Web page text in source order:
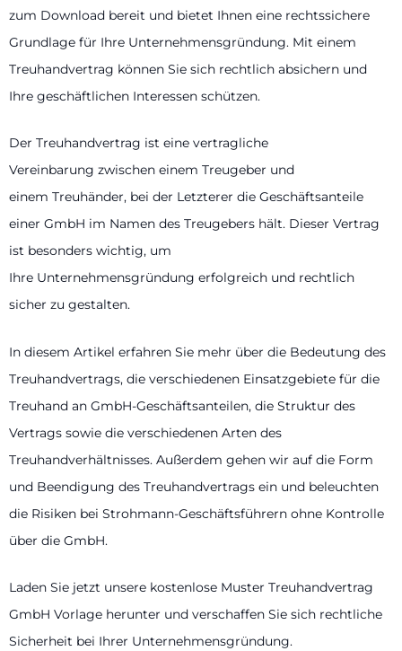
zum Download bereit und bietet Ihnen eine rechtssichere
Grundlage für Ihre Unternehmensgründung. Mit einem
Treuhandvertrag können Sie sich rechtlich absichern und
Ihre geschäftlichen Interessen schützen.
Der Treuhandvertrag ist eine vertragliche
Vereinbarung zwischen einem Treugeber und
einem Treuhänder, bei der Letzterer die Geschäftsanteile
einer GmbH im Namen des Treugebers hält. Dieser Vertrag
ist besonders wichtig, um
Ihre Unternehmensgründung erfolgreich und rechtlich
sicher zu gestalten.
In diesem Artikel erfahren Sie mehr über die Bedeutung des
Treuhandvertrags, die verschiedenen Einsatzgebiete für die
Treuhand an GmbH-Geschäftsanteilen, die Struktur des
Vertrags sowie die verschiedenen Arten des
Treuhandverhältnisses. Außerdem gehen wir auf die Form
und Beendigung des Treuhandvertrags ein und beleuchten
die Risiken bei Strohmann-Geschäftsführern ohne Kontrolle
über die GmbH.
Laden Sie jetzt unsere kostenlose Muster Treuhandvertrag
GmbH Vorlage herunter und verschaffen Sie sich rechtliche
Sicherheit bei Ihrer Unternehmensgründung.